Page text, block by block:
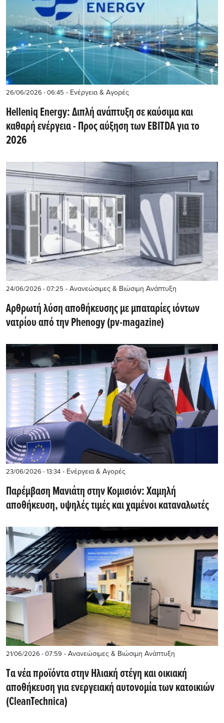
26/06/2026 - 06:45 - Ενέργεια & Αγορές
Helleniq Energy: Διπλή ανάπτυξη σε καύσιμα και
καθαρή ενέργεια - Προς αύξηση των EBITDA για το
2026
24/06/2026 - 07:25 - Ανανεώσιμες & Βιώσιμη Ανάπτυξη
Aρθρωτή λύση αποθήκευσης με μπαταρίες ιόντων
νατρίου από την Phenogy (pv-magazine)
23/06/2026 - 13:34 - Ενέργεια & Αγορές
Παρέμβαση Μανιάτη στην Κομισιόν: Χαμηλή
αποθήκευση, υψηλές τιμές και χαμένοι καταναλωτές
21/06/2026 - 07:59 - Ανανεώσιμες & Βιώσιμη Ανάπτυξη
Tα νέα προϊόντα στην Ηλιακή στέγη και οικιακή
αποθήκευση για ενεργειακή αυτονομία των κατοικιών
(CleanTechnica)